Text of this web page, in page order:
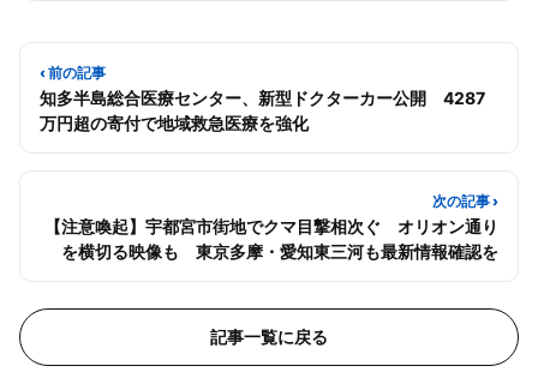
‹ 前の記事
知多半島総合医療センター、新型ドクターカー公開 4287
万円超の寄付で地域救急医療を強化
次の記事 ›
【注意喚起】宇都宮市街地でクマ目撃相次ぐ オリオン通り
を横切る映像も 東京多摩・愛知東三河も最新情報確認を
記事一覧に戻る